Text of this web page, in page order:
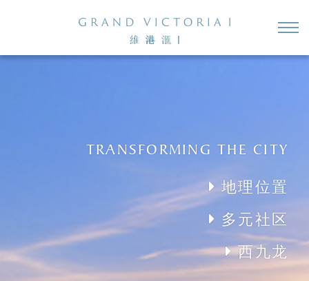
TRANSFORMING THE CITY
地理位置
多元社区
西九龙